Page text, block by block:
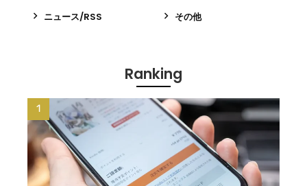
ニュース/RSS
その他
Ranking